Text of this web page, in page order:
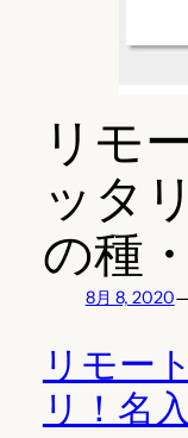
リモ
ッタ
の種
8月 8, 2020
リモー
リ！名